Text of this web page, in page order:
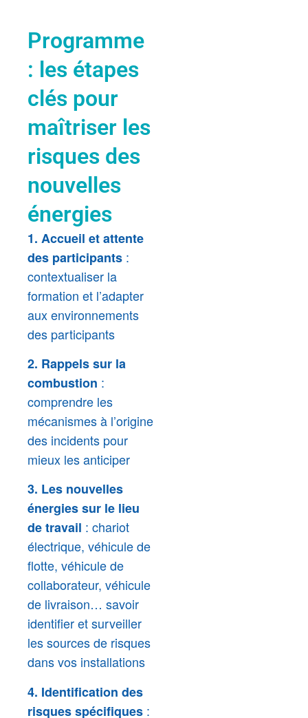
Programme
: les étapes
clés pour
maîtriser les
risques des
nouvelles
énergies
1. Accueil et attente
des participants :
contextualiser la
formation et l’adapter
aux environnements
des participants
2. Rappels sur la
combustion :
comprendre les
mécanismes à l’origine
des incidents pour
mieux les anticiper
3. Les nouvelles
énergies sur le lieu
de travail : chariot
électrique, véhicule de
flotte, véhicule de
collaborateur, véhicule
de livraison… savoir
identifier et surveiller
les sources de risques
dans vos installations
4. Identification des
risques spécifiques :